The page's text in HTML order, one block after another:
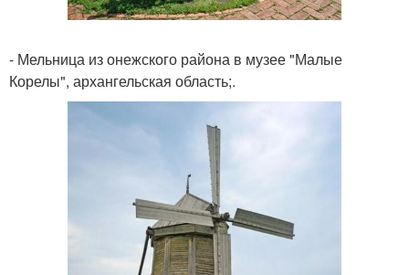
- Мельница из онежского района в музее "Малые
Корелы", архангельская область;.